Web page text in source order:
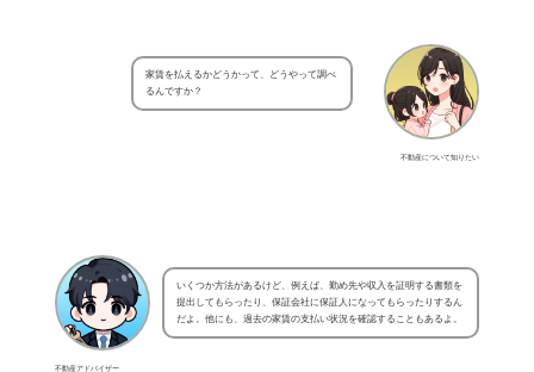
不動産について知りたい
家賃を払えるかどうかって、どうやって調べ
るんですか？
不動産アドバイザー
いくつか方法があるけど、例えば、勤め先や収入を証明する書類を
提出してもらったり、保証会社に保証人になってもらったりするん
だよ。他にも、過去の家賃の支払い状況を確認することもあるよ。